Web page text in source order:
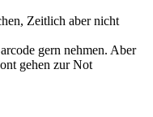
Zeitlich aber nicht
gern nehmen. Aber
gehen zur Not